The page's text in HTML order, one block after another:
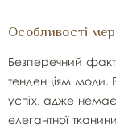
Особливості
Безперечний
тенденціям моди.
успіх, адже немає
елегантної